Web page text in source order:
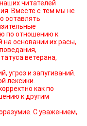
Вместе с тем мы не
оставлять
по отношению к
основании их расы,
ветерана,
угроз и запугиваний.
лексики.
как по
к другим
С уважением,